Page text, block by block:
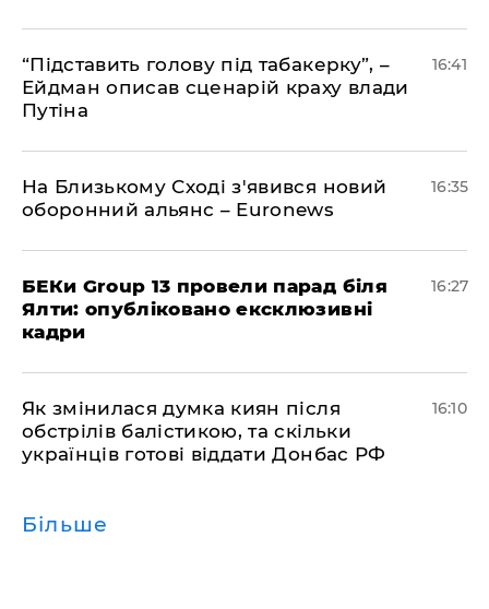
​“Підставить голову під табакерку”, –
Ейдман описав сценарій краху влади
Путіна
16:41
На Близькому Сході з'явився новий
оборонний альянс – Euronews
16:35
БЕКи Group 13 провели парад біля
Ялти: опубліковано ексклюзивні
кадри
16:27
Як змінилася думка киян після
обстрілів балістикою, та скільки
українців готові віддати Донбас РФ
16:10
Більше